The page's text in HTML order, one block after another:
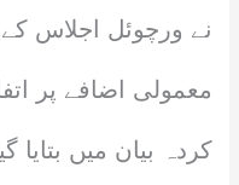
نے ورچوئل اجلاس کے
معمولی اضافے پر
کردہ بیان میں بتایا